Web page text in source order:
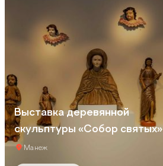
Выставка деревянной
скульптуры «Собор святых»
Манеж